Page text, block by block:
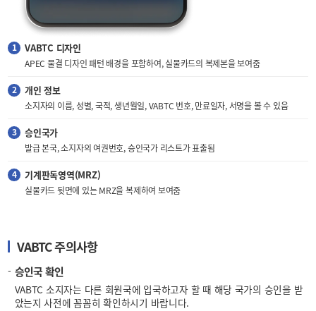
VABTC 디자인
APEC 물결 디자인 패턴 배경을 포함하여, 실물카드의 복제본을 보여줌
개인 정보
소지자의 이름, 성별, 국적, 생년월일, VABTC 번호, 만료일자, 서명을 볼 수 있음
승인국가
발급 본국, 소지자의 여권번호, 승인국가 리스트가 표출됨
기계판독영역(MRZ)
실물카드 뒷면에 있는 MRZ을 복제하여 보여줌
VABTC 주의사항
승인국 확인
VABTC 소지자는 다른 회원국에 입국하고자 할 때 해당 국가의 승인을 받
았는지 사전에 꼼꼼히 확인하시기 바랍니다.